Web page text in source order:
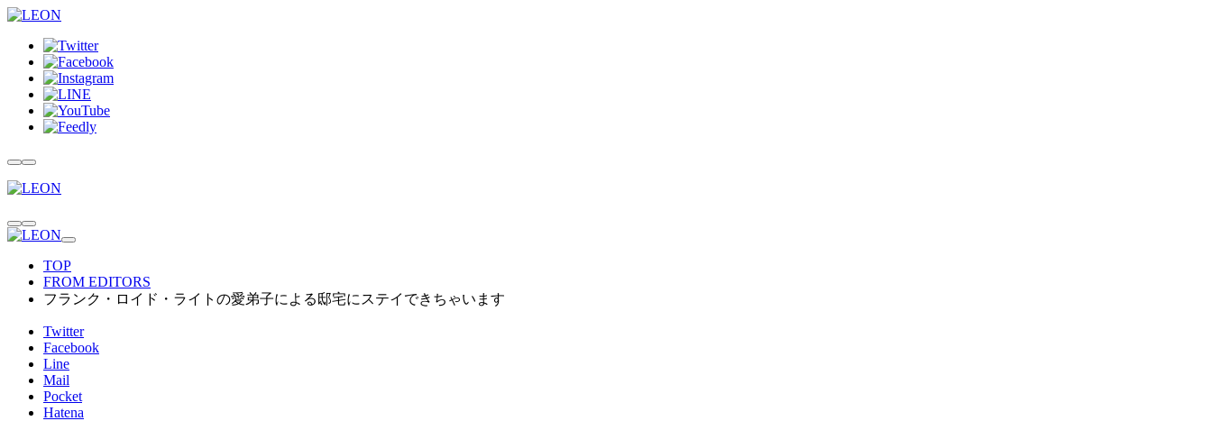
TOP
FROM EDITORS
フランク・ロイド・ライトの愛弟子による邸宅にステイできちゃいます
Twitter
Facebook
Line
Mail
Pocket
Hatena